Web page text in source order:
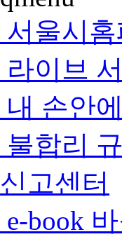
서울시홈
라이브
내 손안
불합리
신고센터
e-book